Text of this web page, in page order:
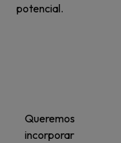
potencial.
Queremos
incorporar